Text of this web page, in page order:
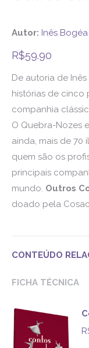
Autor: Inês Bogéa
R$59.90
De autoria de Inês
histórias de cinco
companhia
O Quebra-Nozes
ainda, mais de 70
quem são os
principais
mundo. Outros
doado pela Cosac
CONTEÚDO
FICHA TÉCNICA